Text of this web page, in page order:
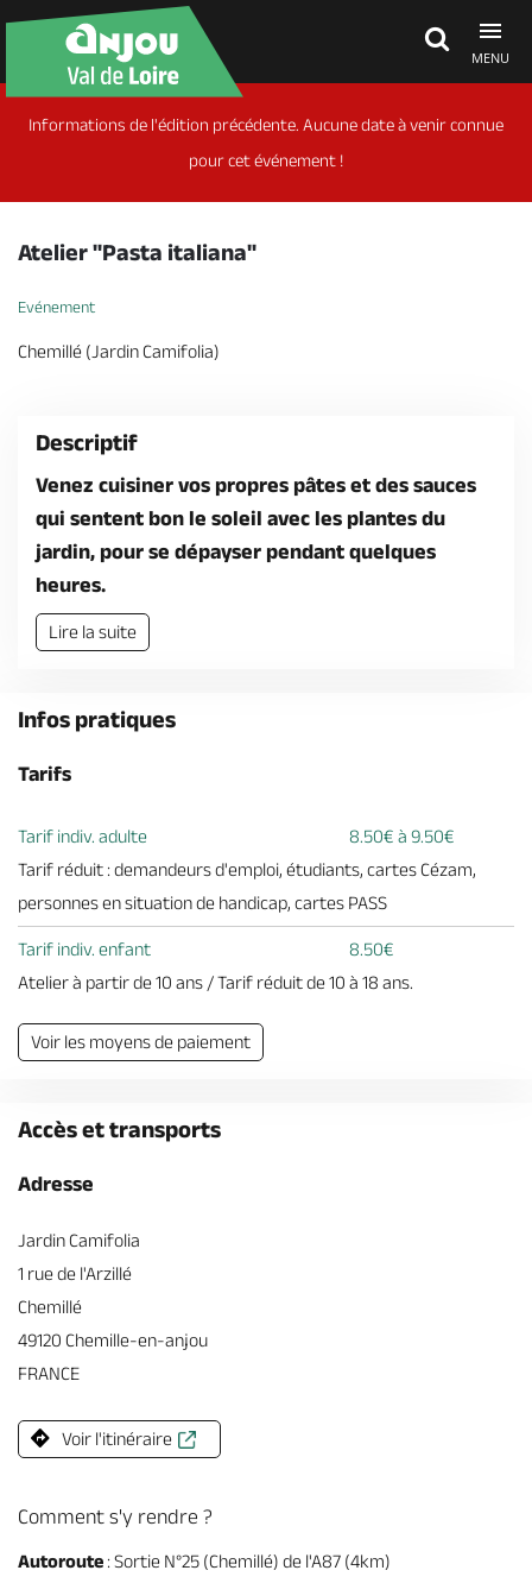
MENU
Découvrir
Agenda
Billetterie en ligne
Brochures & Cartes Offices de tourisme
Informations de l'édition précédente. Aucune date à venir connue
pour cet événement !
Atelier "Pasta italiana"
Evénement
Chemillé (Jardin Camifolia)
Descriptif
Venez cuisiner vos propres pâtes et des sauces
qui sentent bon le soleil avec les plantes du
jardin, pour se dépayser pendant quelques
heures.
Lire la suite
Infos pratiques
Tarifs
Tarif indiv. adulte
8.50€ à 9.50€
Tarif réduit : demandeurs d'emploi, étudiants, cartes Cézam,
personnes en situation de handicap, cartes PASS
Tarif indiv. enfant
8.50€
Atelier à partir de 10 ans / Tarif réduit de 10 à 18 ans.
Voir les moyens de paiement
Accès et transports
Adresse
Jardin Camifolia
1 rue de l'Arzillé
Chemillé
49120 Chemille-en-anjou
FRANCE
Voir l'itinéraire
Comment s'y rendre ?
Autoroute : Sortie N°25 (Chemillé) de l'A87 (4km)